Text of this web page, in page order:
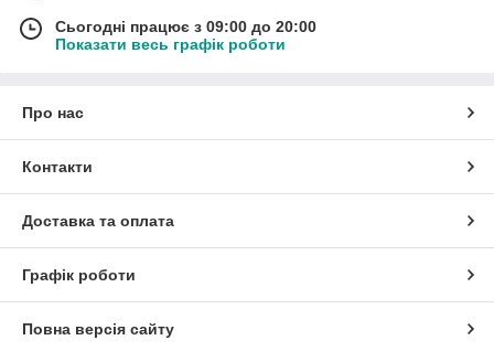
Сьогодні працює з 09:00 до 20:00
Показати весь графік роботи
Про нас
Контакти
Доставка та оплата
Графік роботи
Повна версія сайту